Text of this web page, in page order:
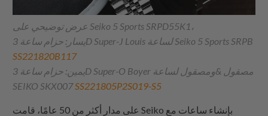
عرض توضيحي على Seiko 5 Sports SRPD55K1،
يسار: حزام ساعة 3D Super-J Louis لساعة Seiko 5 Sports SRPB
SS221820B117
يمين: حزام ساعة 3D Super-O Boyer مصقول &ومصقول لساعة
SEIKO SKX007 SS221805P2S019-S5
على مدار أكثر من 50 عامًا، قامت Seiko بإنشاء ساعات مع